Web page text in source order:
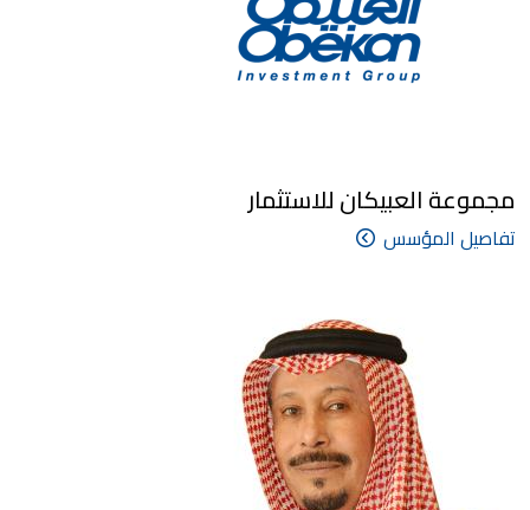
مجموعة العبيكان للاستثمار
تفاصيل المؤسس